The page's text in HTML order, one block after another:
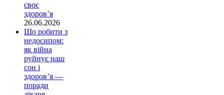
своє
здоров’я
26.06.2026
Що робити з
недосипом:
як війна
руйнує наш
сон і
здоров’я —
поради